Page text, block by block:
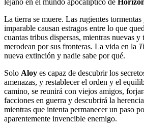
lejano en el mundo apocalíptico de
La tierra se muere. Las rugientes
imparable causan estragos entre lo que
cuantas tribus dispersas, mientras nuevas y
merodean por sus fronteras. La vida en la
nueva extinción y nadie sabe por qué.
Solo Aloy es capaz de descubrir los
amenazas, y restablecer el orden y el
camino, se reunirá con viejos amigos,
facciones en guerra y descubrirá la
mientras que intenta permanecer un paso
aparentemente invencible enemigo.